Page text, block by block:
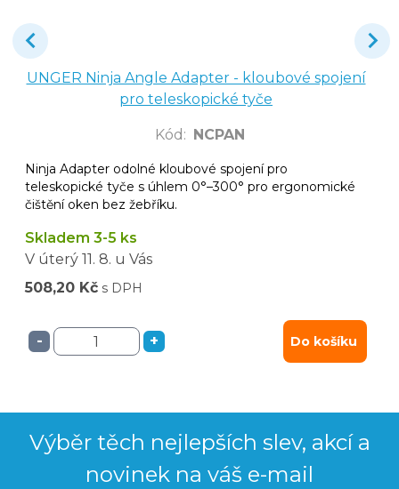
UNGER Ninja Angle Adapter - kloubové spojení
pro teleskopické tyče
Kód : NCPAN
Ninja Adapter odolné kloubové spojení pro
teleskopické tyče s úhlem 0°–300° pro ergonomické
čištění oken bez žebříku.
Skladem 3-5 ks
V úterý 11. 8. u Vás
508,20 Kč s DPH
- + Do košíku
Výběr těch nejlepších slev, akcí a
novinek na váš e-mail